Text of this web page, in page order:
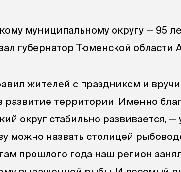
муниципальному округу — 95
губернатор Тюменской области
жителей с праздником и
развитие территории. Именно
округ стабильно развивается,
можно назвать столицей
прошлого года наш регион